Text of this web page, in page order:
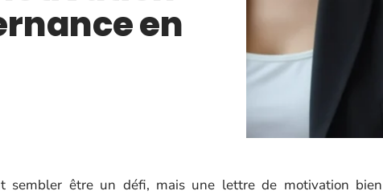
en
sembler être un défi, mais une lettre de motivation bien